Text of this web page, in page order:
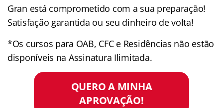
Gran está comprometido com a sua preparação!
Satisfação garantida ou seu dinheiro de volta!
*Os cursos para OAB, CFC e Residências não estão
disponíveis na Assinatura Ilimitada.
QUERO A MINHA
APROVAÇÃO!